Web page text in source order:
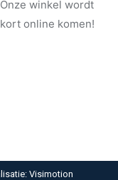
winkel wordt
online komen!
Visimotion